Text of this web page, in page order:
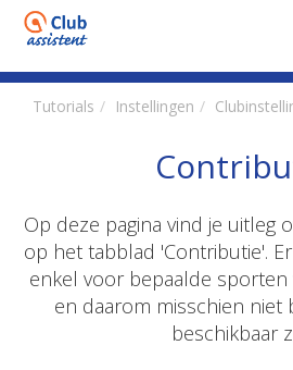
Tutorials Instellingen
Op deze pagina vind je uitleg
op het tabblad 'Contributie'.
enkel voor bepaalde sporten
en daarom misschien niet
beschikbaar